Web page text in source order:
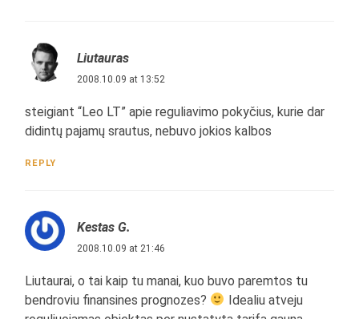
Liutauras
2008.10.09 at 13:52
steigiant “Leo LT” apie reguliavimo pokyčius, kurie dar
didintų pajamų srautus, nebuvo jokios kalbos
REPLY
Kestas G.
2008.10.09 at 21:46
Liutaurai, o tai kaip tu manai, kuo buvo paremtos tu
bendroviu finansines prognozes?
Idealiu atveju